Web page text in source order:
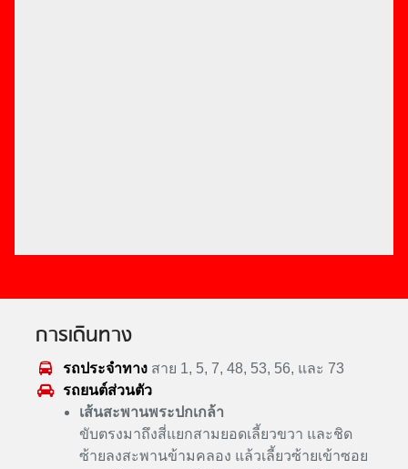
การเดินทาง
รถประจำทาง สาย 1, 5, 7, 48, 53, 56, และ 73
รถยนต์ส่วนตัว
เส้นสะพานพระปกเกล้า
ขับตรงมาถึงสี่แยกสามยอดเลี้ยวขวา และชิด
ซ้ายลงสะพานข้ามคลอง แล้วเลี้ยวซ้ายเข้าซอย